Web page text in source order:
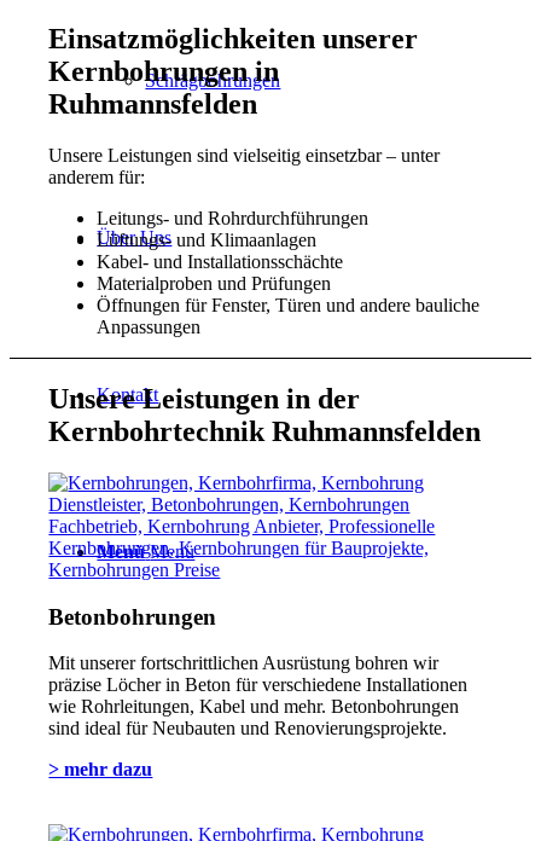
Schrägbohrungen
Über Uns
Kontakt
Menü Menü
Einsatzmöglichkeiten unserer
Kernbohrungen in
Ruhmannsfelden
Unsere Leistungen sind vielseitig einsetzbar – unter
anderem für:
Leitungs- und Rohrdurchführungen
Lüftungs- und Klimaanlagen
Kabel- und Installationsschächte
Materialproben und Prüfungen
Öffnungen für Fenster, Türen und andere bauliche
Anpassungen
Unsere Leistungen in der
Kernbohrtechnik Ruhmannsfelden
Betonbohrungen
Mit unserer fortschrittlichen Ausrüstung bohren wir
präzise Löcher in Beton für verschiedene Installationen
wie Rohrleitungen, Kabel und mehr. Betonbohrungen
sind ideal für Neubauten und Renovierungsprojekte.
> mehr dazu